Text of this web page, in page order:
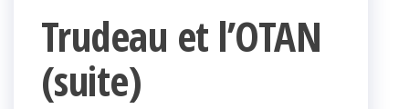
Trudeau et l’OTAN
(suite)